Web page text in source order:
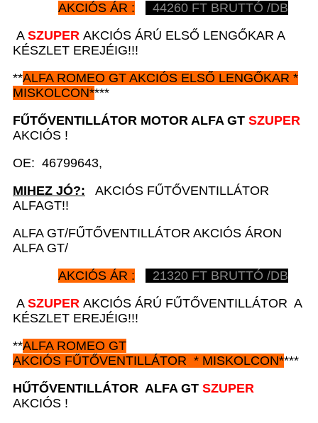
AKCIÓS ÁR :
44260 FT BRUTTÓ /DB
A SZUPER AKCIÓS ÁRÚ ELSŐ LENGŐKAR A
KÉSZLET EREJÉIG!!!
**ALFA ROMEO GT AKCIÓS ELSŐ LENGŐKAR *
MISKOLCON****
FŰTŐVENTILLÁTOR MOTOR ALFA GT SZUPER
AKCIÓS !
OE: 46799643,
MIHEZ JÓ?: AKCIÓS FŰTŐVENTILLÁTOR
ALFAGT!!
ALFA GT/FŰTŐVENTILLÁTOR AKCIÓS ÁRON
ALFA GT/
AKCIÓS ÁR :
21320 FT BRUTTÓ /DB
A SZUPER AKCIÓS ÁRÚ FŰTŐVENTILLÁTOR A
KÉSZLET EREJÉIG!!!
**ALFA ROMEO GT
AKCIÓS FŰTŐVENTILLÁTOR * MISKOLCON****
HŰTŐVENTILLÁTOR ALFA GT SZUPER
AKCIÓS !